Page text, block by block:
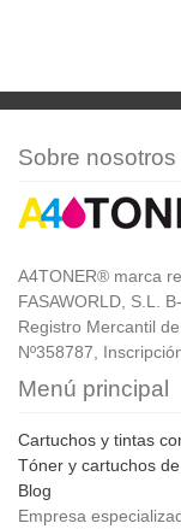
Sobre nosotros
A4TONER® marca
FASAWORLD, S.L.
Registro Mercantil
Nº358787,
Menú principal
Cartuchos y tintas
Tóner y cartuchos
Blog
Empresa